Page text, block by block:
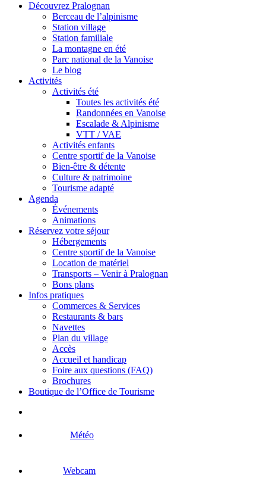
Découvrez Pralognan
Berceau de l’alpinisme
Station village
Station familiale
La montagne en été
Parc national de la Vanoise
Le blog
Activités
Activités été
Toutes les activités été
Randonnées en Vanoise
Escalade & Alpinisme
VTT / VAE
Activités enfants
Centre sportif de la Vanoise
Bien-être & détente
Culture & patrimoine
Tourisme adapté
Agenda
Événements
Animations
Réservez votre séjour
Hébergements
Centre sportif de la Vanoise
Location de matériel
Transports – Venir à Pralognan
Bons plans
Infos pratiques
Commerces & Services
Restaurants & bars
Navettes
Plan du village
Accès
Accueil et handicap
Foire aux questions (FAQ)
Brochures
Boutique de l’Office de Tourisme
Météo
Webcam